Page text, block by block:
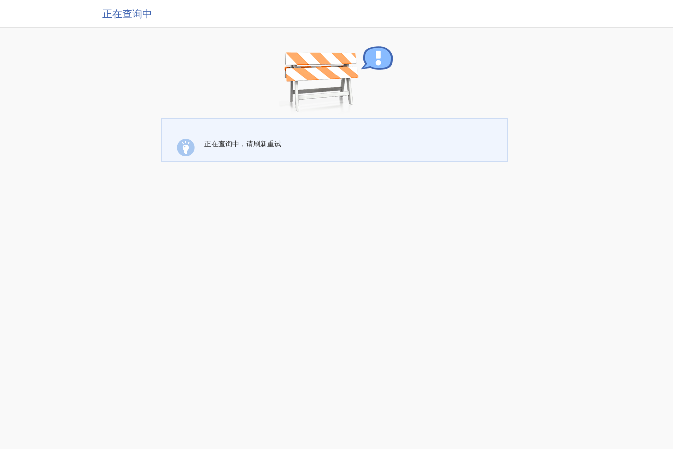
正在查询中
正在查询中，请刷新重试